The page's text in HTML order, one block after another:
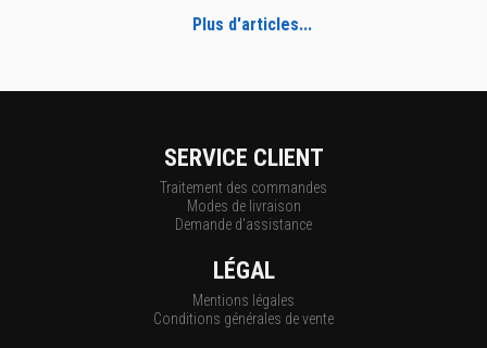
Plus d'articles...
SERVICE CLIENT
Traitement des commandes
Modes de livraison
Demande d'assistance
LÉGAL
Mentions légales
Conditions générales de vente